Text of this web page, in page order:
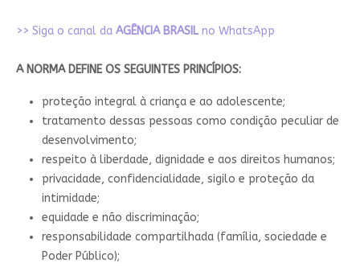
>> Siga o canal da AGÊNCIA BRASIL no WhatsApp
A NORMA DEFINE OS SEGUINTES PRINCÍPIOS:
proteção integral à criança e ao adolescente;
tratamento dessas pessoas como condição peculiar de
desenvolvimento;
respeito à liberdade, dignidade e aos direitos humanos;
privacidade, confidencialidade, sigilo e proteção da
intimidade;
equidade e não discriminação;
responsabilidade compartilhada (família, sociedade e
Poder Público);